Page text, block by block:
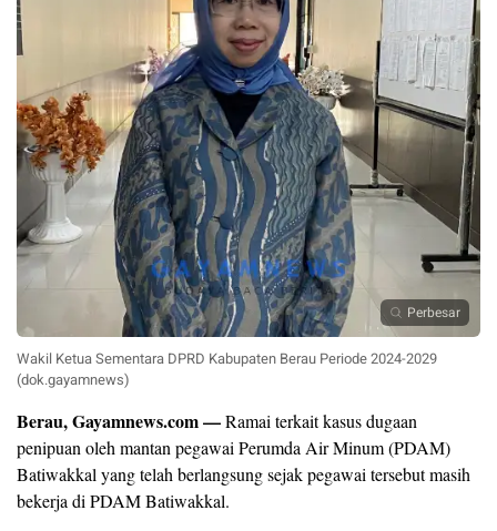
Perbesar
Wakil Ketua Sementara DPRD Kabupaten Berau Periode 2024-2029
(dok.gayamnews)
Berau, Gayamnews.com —Ramai terkait kasus dugaan
penipuan oleh mantan pegawai Perumda Air Minum (PDAM)
Batiwakkal yang telah berlangsung sejak pegawai tersebut masih
bekerja di PDAM Batiwakkal.